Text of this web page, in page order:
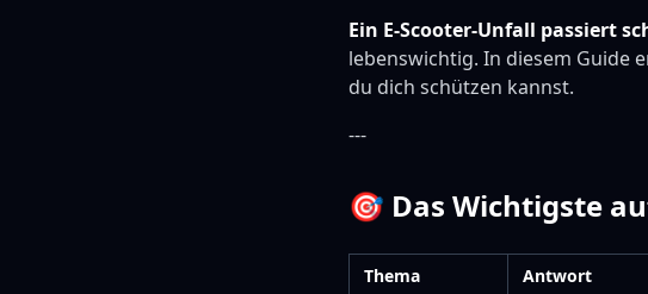
Ein E-Scooter-Unfall passiert
lebenswichtig. In diesem Guide
du dich schützen kannst.
---
🎯 Das Wichtigste
Thema
Antwort